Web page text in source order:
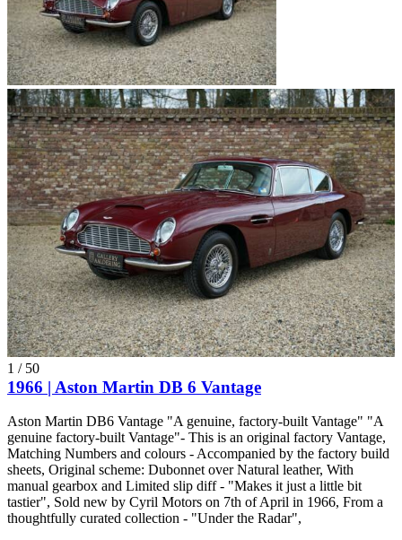
1 / 50
1966 | Aston Martin DB 6 Vantage
Aston Martin DB6 Vantage "A genuine, factory-built Vantage" "A
genuine factory-built Vantage"- This is an original factory Vantage,
Matching Numbers and colours - Accompanied by the factory build
sheets, Original scheme: Dubonnet over Natural leather, With
manual gearbox and Limited slip diff - "Makes it just a little bit
tastier", Sold new by Cyril Motors on 7th of April in 1966, From a
thoughtfully curated collection - "Under the Radar",